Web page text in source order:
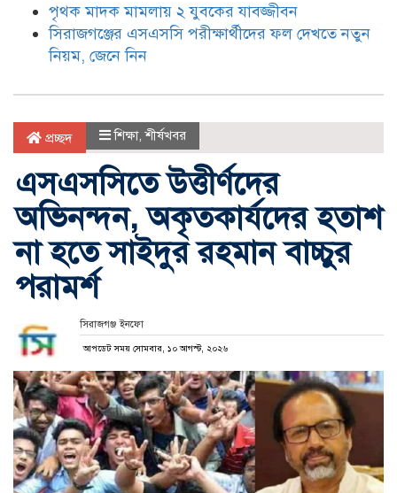
পৃথক মাদক মামলায় ২ যুবকের যাবজ্জীবন
সিরাজগঞ্জের এসএসসি পরীক্ষার্থীদের ফল দেখতে নতুন
নিয়ম, জেনে নিন
প্রচ্ছদ শিক্ষা,শীর্ষখবর
এসএসসিতে উত্তীর্ণদের
অভিনন্দন, অকৃতকার্যদের হতাশ
না হতে সাইদুর রহমান বাচ্চুর
পরামর্শ
সিরাজগঞ্জ ইনফো
আপডেট সময় সোমবার, ১০ আগস্ট, ২০২৬